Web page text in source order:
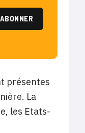
présentes
La
les Etats-